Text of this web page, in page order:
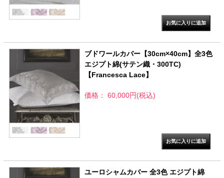
ブドワールカバー【30cm×40cm】全3色
エジプト綿(サテン織・300TC)
【Francesca Lace】
価格： 60,000円(税込)
ユーロシャムカバー 全3色 エジプト綿